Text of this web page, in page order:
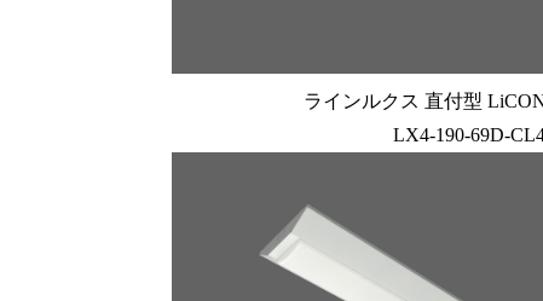
ラインルクス 直付型
LX4-190-69D-